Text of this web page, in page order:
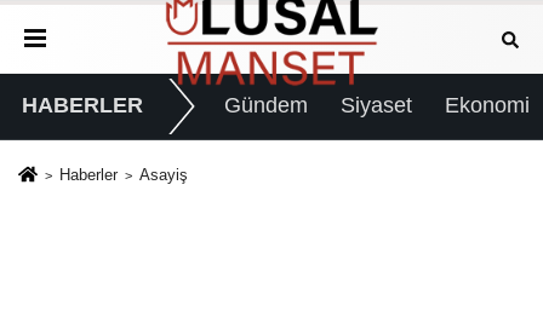
HABERLER Gündem Siyaset Ekonomi
Haberler Asayiş